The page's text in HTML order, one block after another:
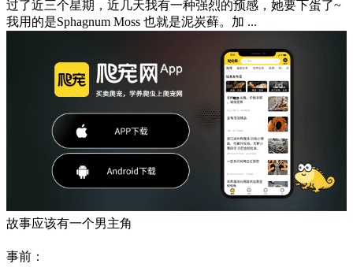
过了近三个星期，近几天我有一种强烈的预感，她要下蛋了~
我用的是Sphagnum Moss 也就是泥炭藓。加 ...
故事应该有一个男主角
事前：